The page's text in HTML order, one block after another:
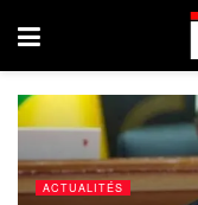
ACTUALITÉS